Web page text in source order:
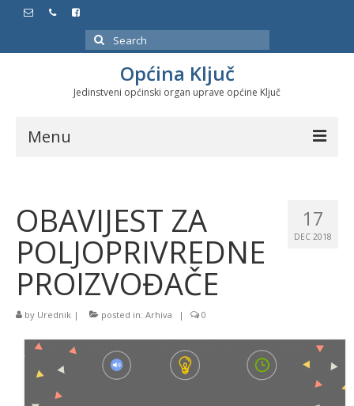
Search
for:
Općina Ključ
Jedinstveni općinski organ uprave općine Ključ
Menu
Službeni glasnici
Javne nabavke
Značajni datumi i manifestacije
Program energetske efikasnosti u stambenom
sektoru
17
DEC 2018
OBAVIJEST ZA
POLJOPRIVREDNE
PROIZVOĐAČE
by Urednik | posted in: Arhiva | 0